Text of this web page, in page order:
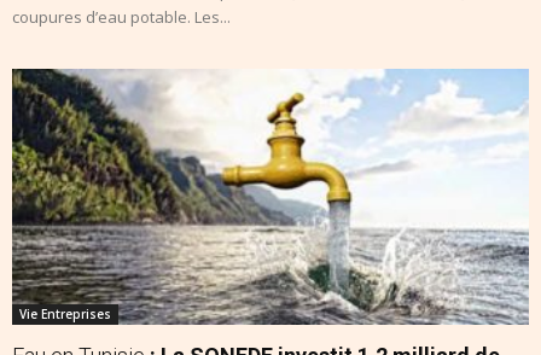
coupures d’eau potable. Les...
Vie Entreprises